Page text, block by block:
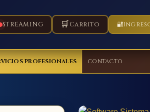
STREAMING 🛒Carrito 🔐
PROFESIONALES CONTACTO